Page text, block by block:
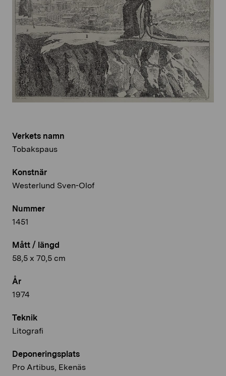
Verkets namn
Tobakspaus
Konstnär
Westerlund Sven-Olof
Nummer
1451
Mått / längd
58,5 x 70,5 cm
År
1974
Teknik
Litografi
Deponeringsplats
Pro Artibus, Ekenäs